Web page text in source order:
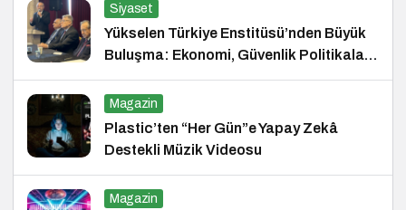
Siyaset
Yükselen Türkiye Enstitüsü’nden Büyük
Buluşma: Ekonomi, Güvenlik Politikaları
ve Hukuk Konferansı
Magazin
Plastic’ten “Her Gün”e Yapay Zekâ
Destekli Müzik Videosu
Magazin